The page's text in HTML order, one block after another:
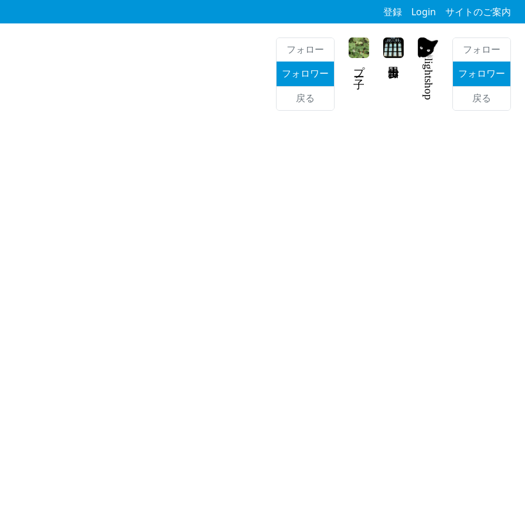
登録 Login サイトのご案内
フォロー
フォロワー
戻る
lightshop
プー子
フォロー
フォロワー
戻る